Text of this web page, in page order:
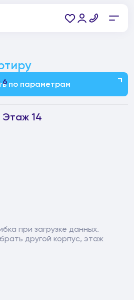
по параметрам
6
Этаж 14
при загрузке данных.
другой корпус, этаж